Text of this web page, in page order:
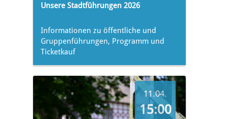
Unsere Stadtführungen 2026
Informationen zu öffentliche und
Gruppenführungen, Programm und
Ticketkauf
11.04.
15:00